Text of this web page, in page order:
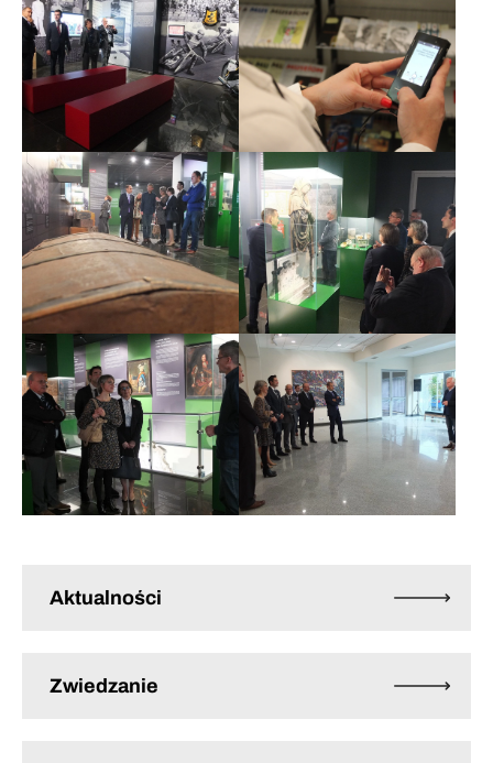
Aktualności
Zwiedzanie